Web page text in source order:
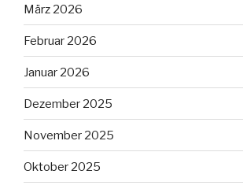
März 2026
Februar 2026
Januar 2026
Dezember 2025
November 2025
Oktober 2025